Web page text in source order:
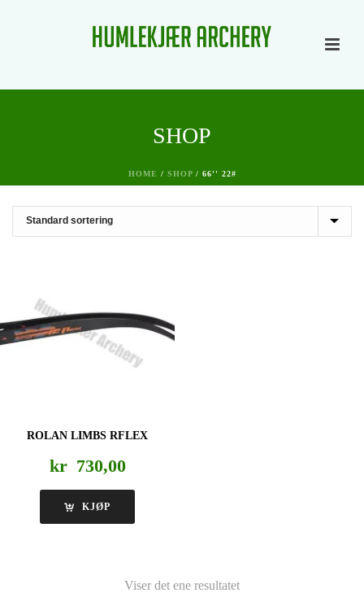
SHOP
HOME / SHOP/ 66'' 22#
ROLAN LIMBS RFLEX
kr 730,00
KJØP
Viser det ene resultatet